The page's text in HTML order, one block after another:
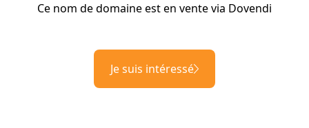
Ce nom de domaine est en vente via Dovendi
Je suis intéressé